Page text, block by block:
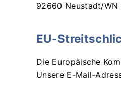
92660 Neustadt/WN
EU-
Die Europäische
Unsere E-Mail-